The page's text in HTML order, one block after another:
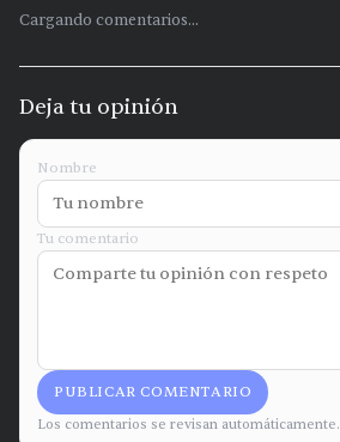
Cargando comentarios...
Deja tu opinión
Nombre
Tu comentario
PUBLICAR COMENTARIO
Los comentarios se revisan automáticamente.